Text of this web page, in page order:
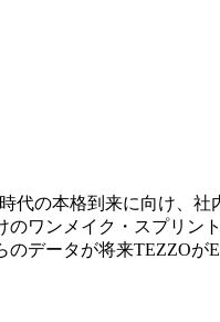
代の本格到来に向け、
ワンメイク・スプリ
データが将来TEZZOが